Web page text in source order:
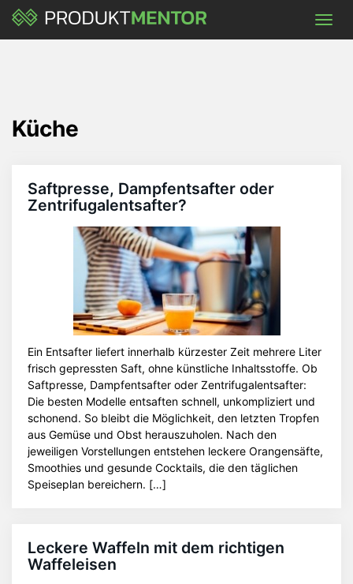
Skip
main
Küche
Saftpresse, Dampfentsafter oder
Zentrifugalentsafter?
Ein Entsafter liefert innerhalb kürzester Zeit mehrere Liter
frisch gepressten Saft, ohne künstliche Inhaltsstoffe. Ob
Saftpresse, Dampfentsafter oder Zentrifugalentsafter:
Die besten Modelle entsaften schnell, unkompliziert und
schonend. So bleibt die Möglichkeit, den letzten Tropfen
aus Gemüse und Obst herauszuholen. Nach den
jeweiligen Vorstellungen entstehen leckere Orangensäfte,
Smoothies und gesunde Cocktails, die den täglichen
Speiseplan bereichern. […]
Leckere Waffeln mit dem richtigen
Waffeleisen